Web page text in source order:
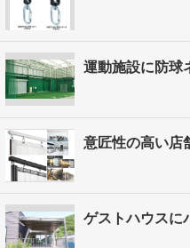
運動施設に防球
意匠性の高い店